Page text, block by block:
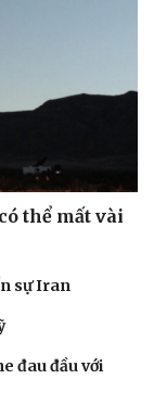
đình
thể mất vài
sự Iran
đau đầu với